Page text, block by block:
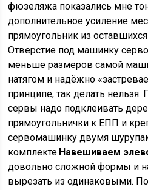
фюзеляжа показались мне
дополнительное усиление
прямоугольник из
Отверстие под машинку
меньше размеров самой
натягом и надёжно
принципе, так делать
сервы надо подклеивать
прямоугольнички к ЕПП и
сервомашинку двумя
комплекте.Навешиваем
довольно сложной формы и
вырезать из одинаковыми.